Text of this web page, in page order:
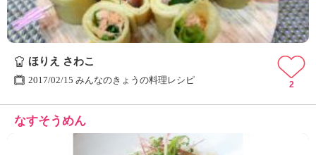
ほりえ さわこ
2017/02/15 みんなのきょうの料理レシピ 2
なすそうめん